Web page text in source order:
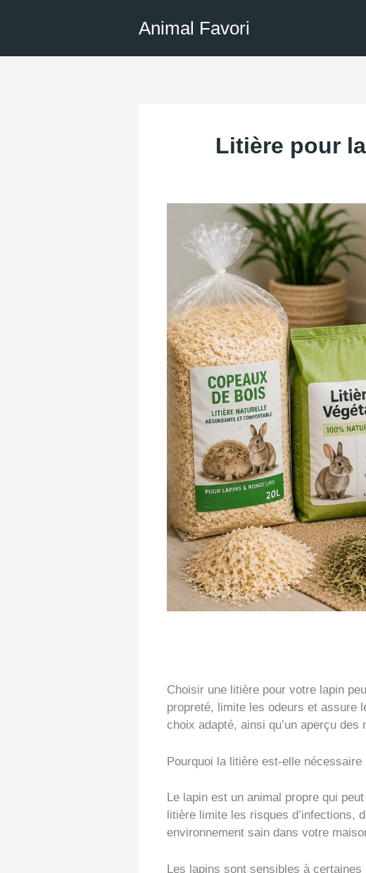
Animal Favori
Litière pour
Choisir une litière pour votre lapin
propreté, limite les odeurs et assure
choix adapté, ainsi qu’un aperçu
Pourquoi la litière est-elle nécessaire
Le lapin est un animal propre qui
litière limite les risques d’infections,
environnement sain dans votre
Les lapins sont sensibles à